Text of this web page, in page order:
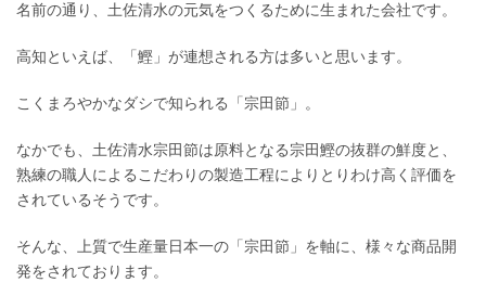
名前の通り、土佐清水の元気をつくるために生まれた会社です。
高知といえば、「鰹」が連想される方は多いと思います。
こくまろやかなダシで知られる「宗田節」。
なかでも、土佐清水宗田節は原料となる宗田鰹の抜群の鮮度と、
熟練の職人によるこだわりの製造工程によりとりわけ高く評価を
されているそうです。
そんな、上質で生産量日本一の「宗田節」を軸に、様々な商品開
発をされております。